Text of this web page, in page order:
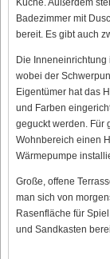
Badezimmer mit
bereit. Es gibt auch
Die Inneneinrichtung
wobei der
Eigentümer hat das
und Farben
geguckt werden. Für
Wohnbereich einen
Wärmepumpe
Große, offene
man sich von
Rasenfläche für
und Sandkasten